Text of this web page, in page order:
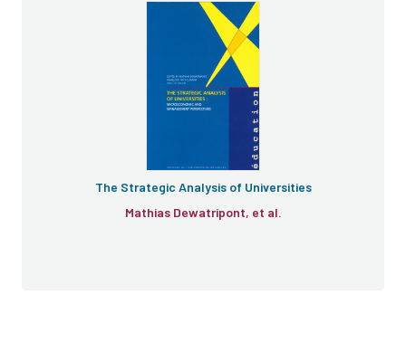
The Strategic Analysis of Universities
Mathias Dewatripont, et al.